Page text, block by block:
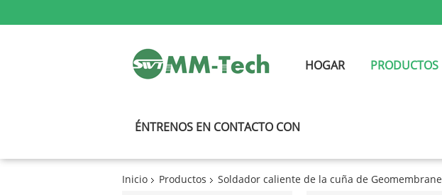
HOGAR PRODUCTOS
ÉNTRENOS EN CONTACTO CON
Inicio Productos Soldador caliente de la cuña de Geomembrane